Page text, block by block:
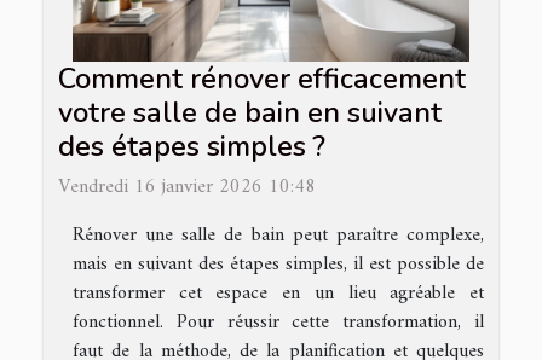
Comment rénover efficacement
votre salle de bain en suivant
des étapes simples ?
Vendredi 16 janvier 2026 10:48
Rénover une salle de bain peut paraître complexe,
mais en suivant des étapes simples, il est possible de
transformer cet espace en un lieu agréable et
fonctionnel. Pour réussir cette transformation, il
faut de la méthode, de la planification et quelques